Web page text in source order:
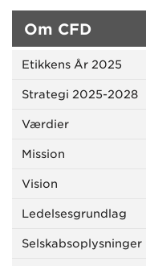
Om CFD
Etikkens År 2025
Strategi 2025-2028
Værdier
Mission
Vision
Ledelsesgrundlag
Selskabsoplysninger